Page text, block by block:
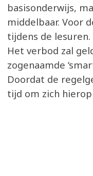
basisonderwijs,
middelbaar. Voor
tijdens de lesuren.
Het verbod zal
zogenaamde
Doordat de
tijd om zich